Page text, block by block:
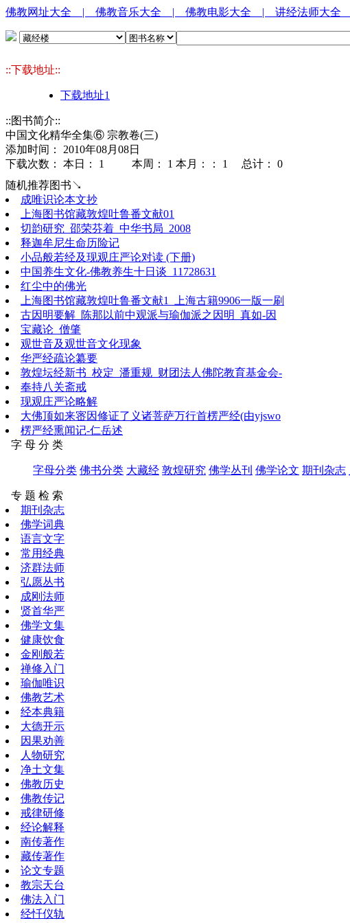
佛教网址大全 | 佛教音乐大全 | 佛教电影大全 | 讲经法师大全
::下载地址::
下载地址1
::图书简介::
中国文化精华全集⑥ 宗教卷(三)
添加时间： 2010年08月08日
下载次数： 本日： 1 本周： 1 本月：： 1 总计： 0
随机推荐图书↘
成唯识论本文抄
上海图书馆藏敦煌吐鲁番文献01
切韵研究_邵荣芬着_中华书局_2008
释迦牟尼生命历险记
小品般若经及现观庄严论对读 (下册)
中国养生文化-佛教养生十日谈_11728631
红尘中的佛光
上海图书馆藏敦煌吐鲁番文献1_上海古籍9906一版一刷
古因明要解_陈那以前中观派与瑜伽派之因明_真如-因
宝藏论_僧肇
观世音及观世音文化现象
华严经疏论纂要
敦煌坛经新书_校定_潘重规_财团法人佛陀教育基金会-
奉持八关斋戒
现观庄严论略解
大佛顶如来宻因修证了义诸菩萨万行首楞严经(由yjswo
楞严经熏闻记-仁岳述
字 母 分 类
字母分类 佛书分类 大藏经 敦煌研究 佛学丛刊 佛学论文 期刊杂志
专 题 检 索
期刊杂志
佛学词典
语言文字
常用经典
济群法师
弘愿丛书
成刚法师
贤首华严
佛学文集
健康饮食
金刚般若
禅修入门
瑜伽唯识
佛教艺术
经本典籍
大德开示
因果劝善
人物研究
净土文集
佛教历史
佛教传记
戒律研修
经论解释
南传著作
藏传著作
论文专题
教宗天台
佛法入门
经忏仪轨